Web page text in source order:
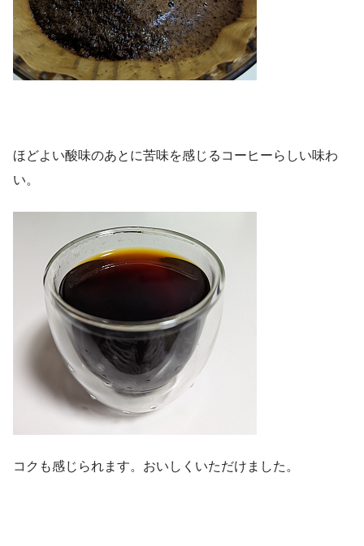
ほどよい酸味のあとに苦味を感じるコーヒーらしい味わ
い。
コクも感じられます。おいしくいただけました。